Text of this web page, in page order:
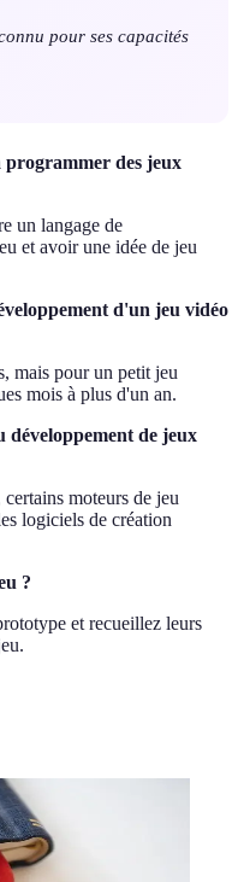
pour ses capacités
des jeux
un langage de
et avoir une idée de jeu
d'un jeu vidéo
mais pour un petit jeu
mois à plus d'un an.
développement de jeux
moteurs de jeu
logiciels de création
?
et recueillez leurs